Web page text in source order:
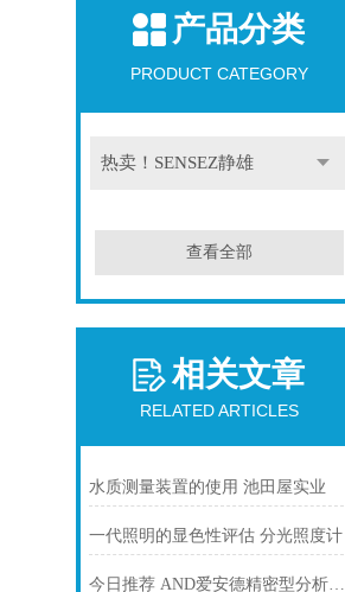
产品分类
PRODUCT CATEGORY
热卖！SENSEZ静雄
查看全部
相关文章
RELATED ARTICLES
水质测量装置的使用 池田屋实业
一代照明的显色性评估 分光照度计
今日推荐 AND爱安德精密型分析天平 GR-200